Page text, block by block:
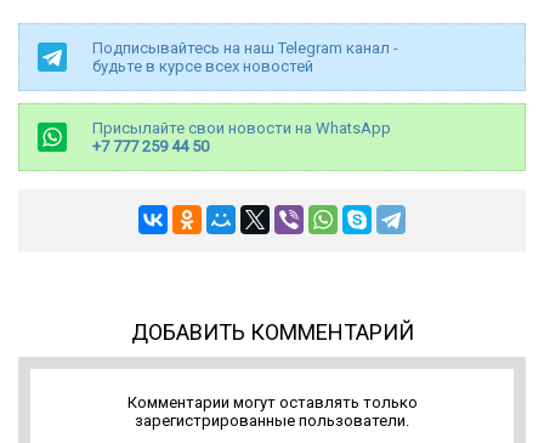
Подписывайтесь на наш Telegram канал -
будьте в курсе всех новостей
Присылайте свои новости на WhatsApp
+7 777 259 44 50
ДОБАВИТЬ КОММЕНТАРИЙ
Комментарии могут оставлять только
зарегистрированные пользователи.